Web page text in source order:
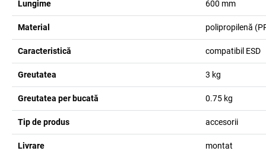
Lungime 600 mm
Material polipropilenă
Caracteristică compatibil ESD
Greutatea 3 kg
Greutatea per bucată 0.75 kg
Tip de produs accesorii
Livrare montat